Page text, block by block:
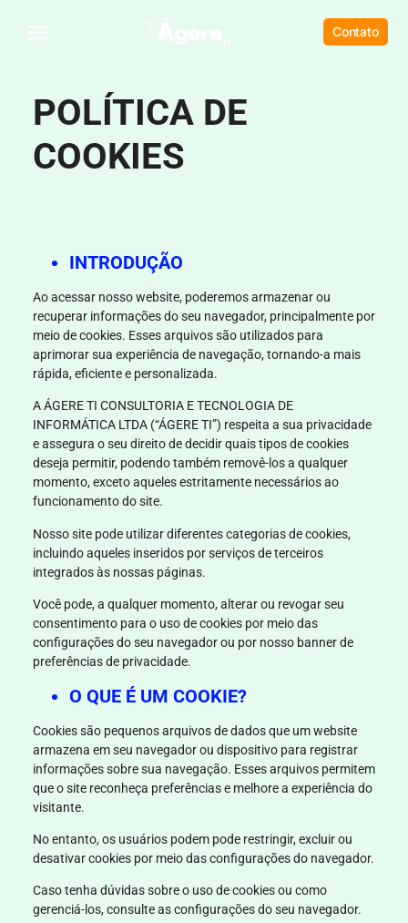
Contato
POLÍTICA DE
COOKIES
INTRODUÇÃO
Ao acessar nosso website, poderemos armazenar ou
recuperar informações do seu navegador, principalmente por
meio de cookies. Esses arquivos são utilizados para
aprimorar sua experiência de navegação, tornando-a mais
rápida, eficiente e personalizada.
AÁGERE TI CONSULTORIA E TECNOLOGIA DE
INFORMÁTICA LTDA (“ÁGERE TI”) respeita a sua privacidade
e assegura o seu direito de decidir quais tipos de cookies
deseja permitir, podendo também removê-los a qualquer
momento, exceto aqueles estritamente necessários ao
funcionamento do site.
Nosso site pode utilizar diferentes categorias de cookies,
incluindo aqueles inseridos por serviços de terceiros
integrados às nossas páginas.
Você pode, a qualquer momento, alterar ou revogar seu
consentimento para o uso de cookies por meio das
configurações do seu navegador ou por nosso banner de
preferências de privacidade.
O QUE É UM COOKIE?
Cookies são pequenos arquivos de dados que um website
armazena em seu navegador ou dispositivo para registrar
informações sobre sua navegação. Esses arquivos permitem
que o site reconheça preferências e melhore a experiência do
visitante.
No entanto, os usuários podem pode restringir, excluir ou
desativar cookies por meio das configurações do navegador.
Caso tenha dúvidas sobre o uso de cookies ou como
gerenciá-los, consulte as configurações do seu navegador.